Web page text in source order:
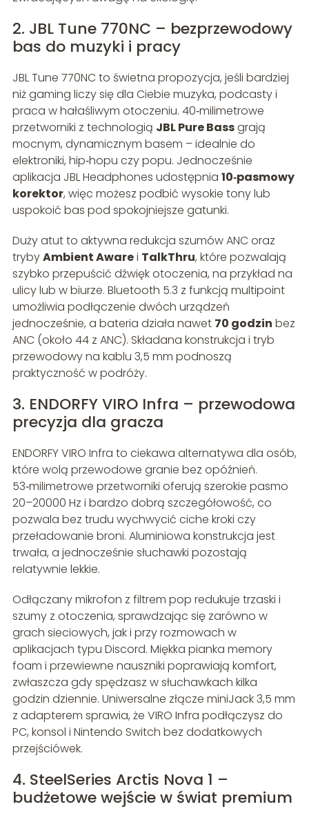
2. JBL Tune 770NC – bezprzewodowy
bas do muzyki i pracy
JBL Tune 770NC to świetna propozycja, jeśli bardziej
niż gaming liczy się dla Ciebie muzyka, podcasty i
praca w hałaśliwym otoczeniu. 40‑milimetrowe
przetworniki z technologią JBL Pure Bassgrają
mocnym, dynamicznym basem – idealnie do
elektroniki, hip‑hopu czy popu. Jednocześnie
aplikacja JBL Headphones udostępnia 10‑pasmowy
korektor, więc możesz podbić wysokie tony lub
uspokoić bas pod spokojniejsze gatunki.
Duży atut to aktywna redukcja szumów ANC oraz
trybyAmbient Awarei TalkThru, które pozwalają
szybko przepuścić dźwięk otoczenia, na przykład na
ulicy lub w biurze. Bluetooth 5.3 z funkcją multipoint
umożliwia podłączenie dwóch urządzeń
jednocześnie, a bateria działa nawet 70 godzin bez
ANC (około 44 z ANC). Składana konstrukcja i tryb
przewodowy na kablu 3,5 mm podnoszą
praktyczność w podróży.
3. ENDORFY VIRO Infra – przewodowa
precyzja dla gracza
ENDORFY VIRO Infra to ciekawa alternatywa dla osób,
które wolą przewodowe granie bez opóźnień.
53‑milimetrowe przetworniki oferują szerokie pasmo
20–20000 Hz i bardzo dobrą szczegółowość, co
pozwala bez trudu wychwycić ciche kroki czy
przeładowanie broni. Aluminiowa konstrukcja jest
trwała, a jednocześnie słuchawki pozostają
relatywnie lekkie.
Odłączany mikrofon z filtrem pop redukuje trzaski i
szumy z otoczenia, sprawdzając się zarówno w
grach sieciowych, jak i przy rozmowach w
aplikacjach typu Discord. Miękka pianka memory
foam i przewiewne nauszniki poprawiają komfort,
zwłaszcza gdy spędzasz w słuchawkach kilka
godzin dziennie. Uniwersalne złącze miniJack 3,5 mm
z adapterem sprawia, że VIRO Infra podłączysz do
PC, konsol i Nintendo Switch bez dodatkowych
przejściówek.
4. SteelSeries Arctis Nova 1 –
budżetowe wejście w świat premium